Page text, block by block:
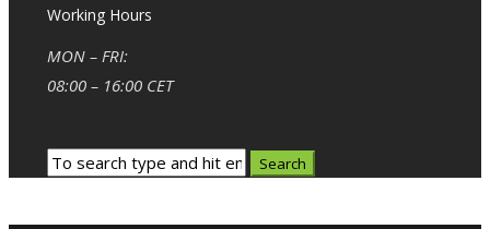
Working Hours
MON – FRI:
08:00 – 16:00 CET